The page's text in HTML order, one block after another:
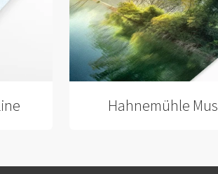
Hahnemühle